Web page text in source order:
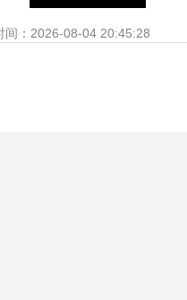
间：2026-08-04 20:45:28